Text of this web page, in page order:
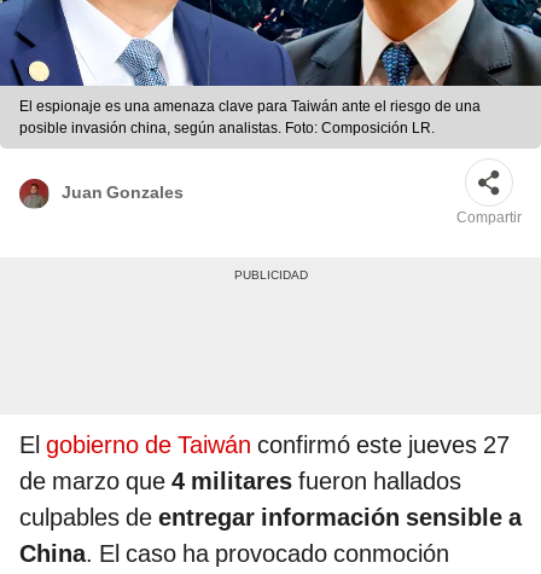
El espionaje es una amenaza clave para Taiwán ante el riesgo de una
posible invasión china, según analistas. Foto: Composición LR.
Juan Gonzales
Compartir
El gobierno de Taiwán confirmó este jueves 27
de marzo que 4 militares fueron hallados
culpables de entregar información sensible a
China. El caso ha provocado conmoción